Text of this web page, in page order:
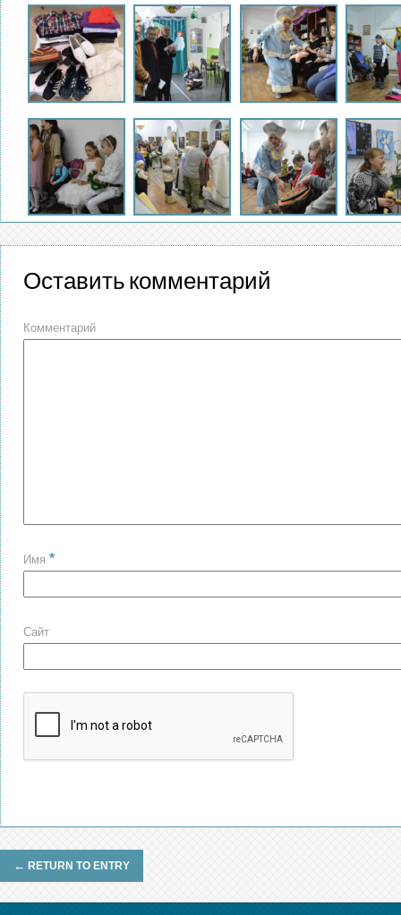
Оставить комментарий
Комментарий
Имя *
Сайт
← RETURN TO ENTRY